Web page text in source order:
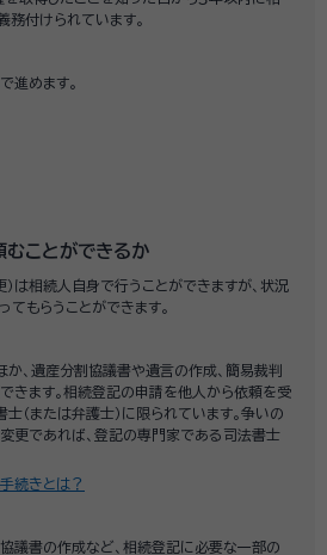
付けられています。
進めます。
むことができるか
は相続人自身で行うことができますが、状況
もらうことができます。
か、遺産分割協議書や遺言の作成、簡易裁判
きます。相続登記の申請を他人から依頼を受
（または弁護士）に限られています。争いの
更であれば、登記の専門家である司法書士
続きとは？
議書の作成など、相続登記に必要な一部の